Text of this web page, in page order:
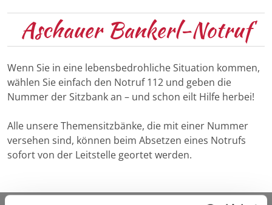
Aschauer Bankerl-Notruf
Wenn Sie in eine lebensbedrohliche Situation kommen,
wählen Sie einfach den Notruf 112 und geben die
Nummer der Sitzbank an – und schon eilt Hilfe herbei!
Alle unsere Themensitzbänke, die mit einer Nummer
versehen sind, können beim Absetzen eines Notrufs
sofort von der Leitstelle geortet werden.